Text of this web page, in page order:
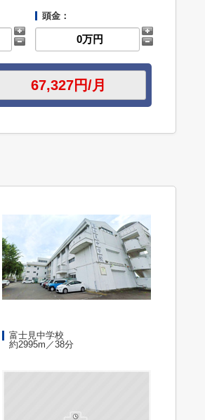
頭金：
富士見中学校
約2995m／38分